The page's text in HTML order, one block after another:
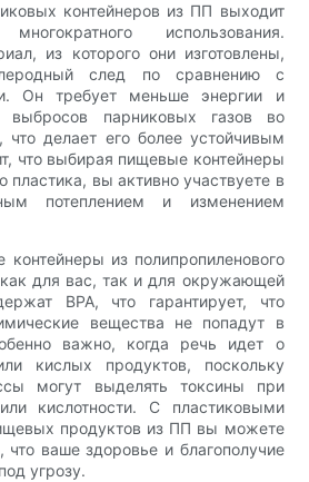
контейнеров из ПП выходит
использования.
из которого они изготовлены,
след по сравнению с
Он требует меньше энергии и
выбросов парниковых газов во
что делает его более устойчивым
что выбирая пищевые контейнеры
пластика, вы активно участвуете в
потеплением и изменением
из полипропиленового
для вас, так и для окружающей
BPA, что гарантирует, что
вещества не попадут в
важно, когда речь идет о
кислых продуктов, поскольку
могут выделять токсины при
кислотности. С пластиковыми
продуктов из ПП вы можете
ваше здоровье и благополучие
угрозу.